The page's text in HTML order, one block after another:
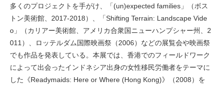
多くのプロジェクトを手がけ、「(un)expected families」（ボス
トン美術館、2017-2018）、「Shifting Terrain: Landscape Vide
o」（カリアー美術館、アメリカ合衆国ニューハンプシャー州、2
011）、ロッテルダム国際映画祭（2006）などの展覧会や映画祭
でも作品を発表している。本展では、香港でのフィールドワーク
によって出会ったインドネシア出身の女性移民労働者をテーマに
した《Readymaids: Here or Where (Hong Kong)》（2008）を